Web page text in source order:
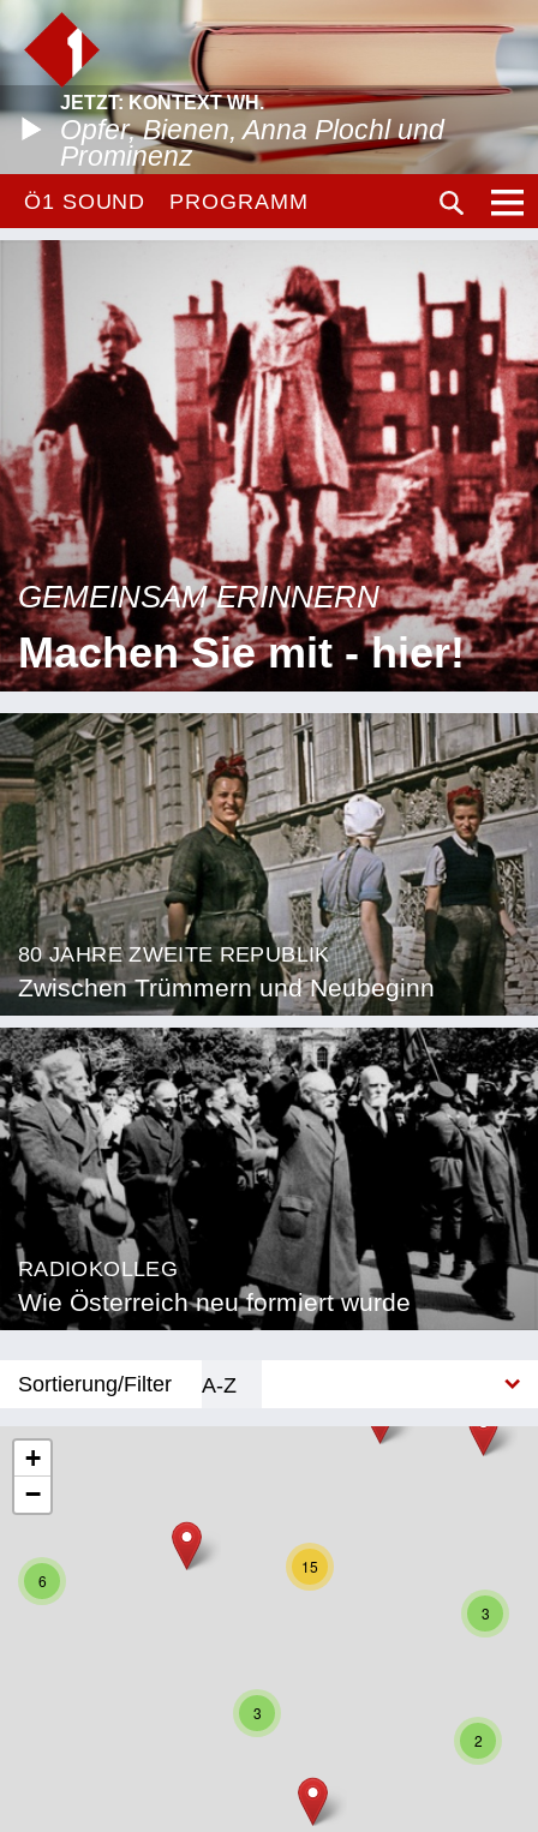
JETZT: KONTEXT WH.
Opfer, Bienen, Anna Plochl und
Prominenz
Ö1 SOUND PROGRAMM
GEMEINSAM ERINNERN
Machen Sie mit - hier!
80 JAHRE ZWEITE REPUBLIK
Zwischen Trümmern und Neubeginn
RADIOKOLLEG
Wie Österreich neu formiert wurde
Sortierung/Filter
A-Z
Burgenland
Oberösterreich
Salzburg
Steiermark
3
3
2
15
6
+
−